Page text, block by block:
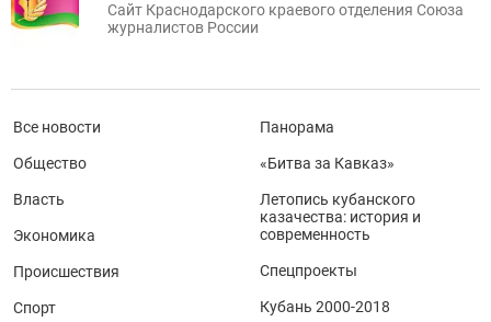
Сайт Краснодарского краевого отделения Союза
журналистов России
Все новости
Общество
Власть
Экономика
Происшествия
Спорт
Панорама
«Битва за Кавказ»
Летопись кубанского
казачества: история и
современность
Спецпроекты
Кубань 2000-2018